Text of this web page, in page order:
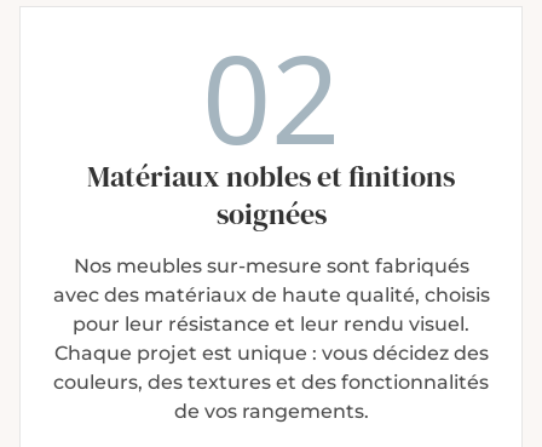
02
Matériaux nobleset finitions
soignées
Nos meubles sur-mesure sont fabriqués
avec des matériaux de haute qualité, choisis
pour leur résistance et leur rendu visuel.
Chaque projet est unique : vous décidez des
couleurs, des textures et des fonctionnalités
de vos rangements.